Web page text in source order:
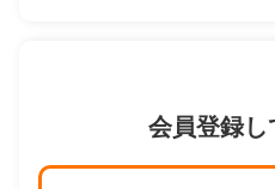
会員登録し